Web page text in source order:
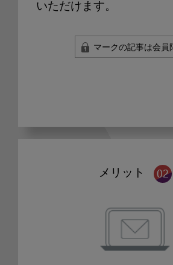
いただけます。
マークの記事は会員
メリット